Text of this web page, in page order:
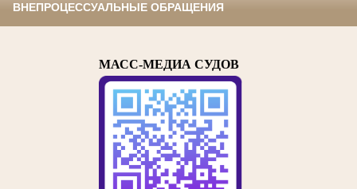
ВНЕПРОЦЕССУАЛЬНЫЕ ОБРАЩЕНИЯ
МАСС-МЕДИА СУДОВ